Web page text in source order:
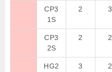
CP3
1S
2 3
CP3
2S
2 2
HG2
3 2